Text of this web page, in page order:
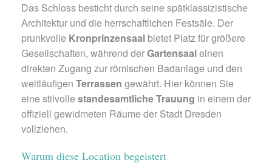
Das Schloss besticht durch seine spätklassizistische
Architektur und die herrschaftlichen Festsäle. Der
prunkvolle Kronprinzensaal bietet Platz für größere
Gesellschaften, während derGartensaaleinen
direkten Zugang zur römischen Badanlage und den
weitläufigen Terrassen gewährt. Hier können Sie
eine stilvolle standesamtliche Trauung in einem der
offiziell gewidmeten Räume der Stadt Dresden
vollziehen.
Warum diese Location begeistert